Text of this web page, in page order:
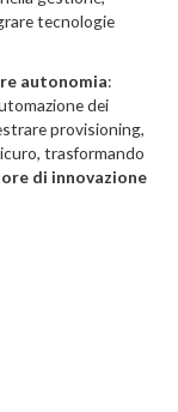
tecnologie
autonomia:
dei
provisioning,
trasformando
di innovazione